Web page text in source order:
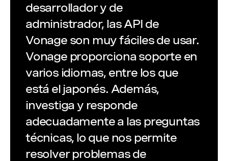
desarrollador y de
administrador, las API de
Vonage son muy fáciles de usar.
Vonage proporciona soporte en
varios idiomas, entre los que
está el japonés. Además,
investiga y responde
adecuadamente a las preguntas
técnicas, lo que nos permite
resolver problemas de